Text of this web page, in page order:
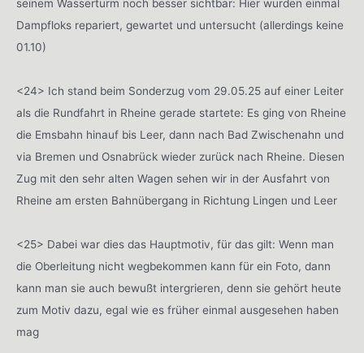
seinem Wasserturm noch besser sichtbar: Hier wurden einmal
Dampfloks repariert, gewartet und untersucht (allerdings keine
01.10)
<24> Ich stand beim Sonderzug vom 29.05.25 auf einer Leiter
als die Rundfahrt in Rheine gerade startete: Es ging von Rheine
die Emsbahn hinauf bis Leer, dann nach Bad Zwischenahn und
via Bremen und Osnabrück wieder zurück nach Rheine. Diesen
Zug mit den sehr alten Wagen sehen wir in der Ausfahrt von
Rheine am ersten Bahnübergang in Richtung Lingen und Leer
<25> Dabei war dies das Hauptmotiv, für das gilt: Wenn man
die Oberleitung nicht wegbekommen kann für ein Foto, dann
kann man sie auch bewußt intergrieren, denn sie gehört heute
zum Motiv dazu, egal wie es früher einmal ausgesehen haben
mag